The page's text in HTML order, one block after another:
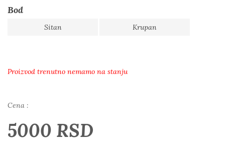
Bod
Sitan Krupan
Proizvod trenutno nemamo na stanju
Cena :
5000 RSD